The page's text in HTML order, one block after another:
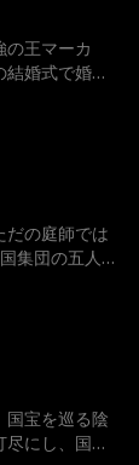
の王マーカ
婚式で婚約
ない制裁が
だの庭師では
集団の五人
ソンはすべ
平穏な人生
が集団の幹部
撃してしま
国宝を巡る陰
にし、国宝